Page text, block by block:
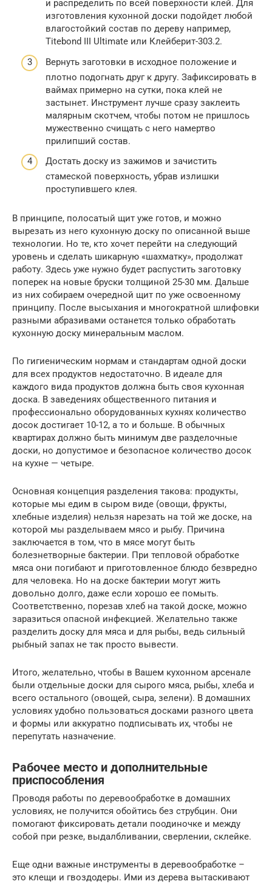
и распределить по всей поверхности клей. Для
изготовления кухонной доски подойдет любой
влагостойкий состав по дереву например,
Titebond III Ultimate или Клейберит-303.2.
Вернуть заготовки в исходное положение и
плотно подогнать друг к другу. Зафиксировать в
ваймах примерно на сутки, пока клей не
застынет. Инструмент лучше сразу заклеить
малярным скотчем, чтобы потом не пришлось
мужественно счищать с него намертво
прилипший состав.
Достать доску из зажимов и зачистить
стамеской поверхность, убрав излишки
проступившего клея.
В принципе, полосатый щит уже готов, и можно
вырезать из него кухонную доску по описанной выше
технологии. Но те, кто хочет перейти на следующий
уровень и сделать шикарную «шахматку», продолжат
работу. Здесь уже нужно будет распустить заготовку
поперек на новые бруски толщиной 25-30 мм. Дальше
из них собираем очередной щит по уже освоенному
принципу. После высыхания и многократной шлифовки
разными абразивами останется только обработать
кухонную доску минеральным маслом.
По гигиеническим нормам и стандартам одной доски
для всех продуктов недостаточно. В идеале для
каждого вида продуктов должна быть своя кухонная
доска. В заведениях общественного питания и
профессионально оборудованных кухнях количество
досок достигает 10-12, а то и больше. В обычных
квартирах должно быть минимум две разделочные
доски, но допустимое и безопасное количество досок
на кухне — четыре.
Основная концепция разделения такова: продукты,
которые мы едим в сыром виде (овощи, фрукты,
хлебные изделия) нельзя нарезать на той же доске, на
которой мы разделываем мясо и рыбу. Причина
заключается в том, что в мясе могут быть
болезнетворные бактерии. При тепловой обработке
мяса они погибают и приготовленное блюдо безвредно
для человека. Но на доске бактерии могут жить
довольно долго, даже если хорошо ее помыть.
Соответственно, порезав хлеб на такой доске, можно
заразиться опасной инфекцией. Желательно также
разделить доску для мяса и для рыбы, ведь сильный
рыбный запах не так просто вывести.
Итого, желательно, чтобы в Вашем кухонном арсенале
были отдельные доски для сырого мяса, рыбы, хлеба и
всего остального (овощей, сыра, зелени). В домашних
условиях удобно пользоваться досками разного цвета
и формы или аккуратно подписывать их, чтобы не
перепутать назначение.
Рабочее место и дополнительные
приспособления
Проводя работы по деревообработке в домашних
условиях, не получится обойтись без струбцин. Они
помогают фиксировать детали поодиночке и между
собой при резке, выдалбливании, сверлении, склейке.
Еще одни важные инструменты в деревообработке –
это клещи и гвоздодеры. Ими из дерева вытаскивают